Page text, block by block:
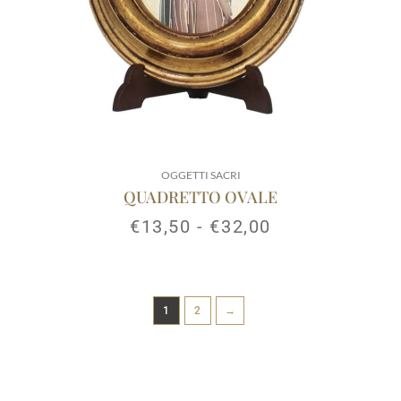
OGGETTI SACRI
QUADRETTO OVALE
€13,50 - €32,00
1 2 →